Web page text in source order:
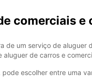
comerciais e
de um serviço de aluguer
aluguer de carros e
pode escolher entre uma